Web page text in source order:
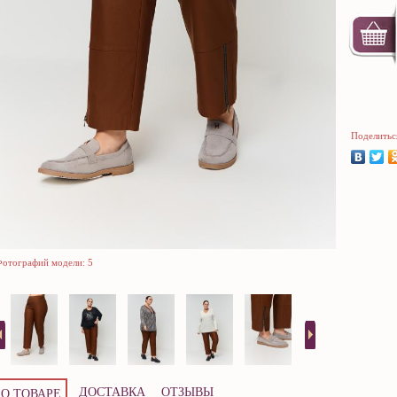
модели: 5
О ТОВАРЕ ДОСТАВКА ОТЗЫВЫ